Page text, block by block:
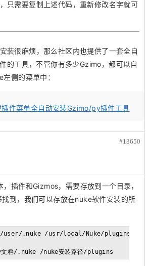
只需要复制上述代码，重新修改名字就可
装很麻烦，那么社区内也提供了一套全自
的工具，不管你有多少Gzimo，都可以自
侧的菜单中：
件菜单全自动安装Gzimo/py插件工具
#13650
插件和Gizmos，需要存放到一个目录，
到，我们可以存放在nuke软件安装的所
user/.nuke /usr/local/Nuke/plugins
文档/.nuke /nuke安装路径/plugins